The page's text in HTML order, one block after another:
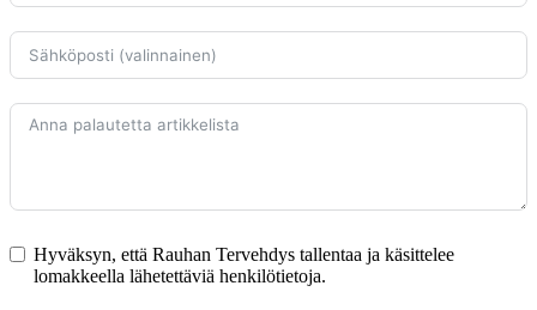
Hyväksyn, että Rauhan Tervehdys tallentaa ja käsittelee
lomakkeella lähetettäviä henkilötietoja.